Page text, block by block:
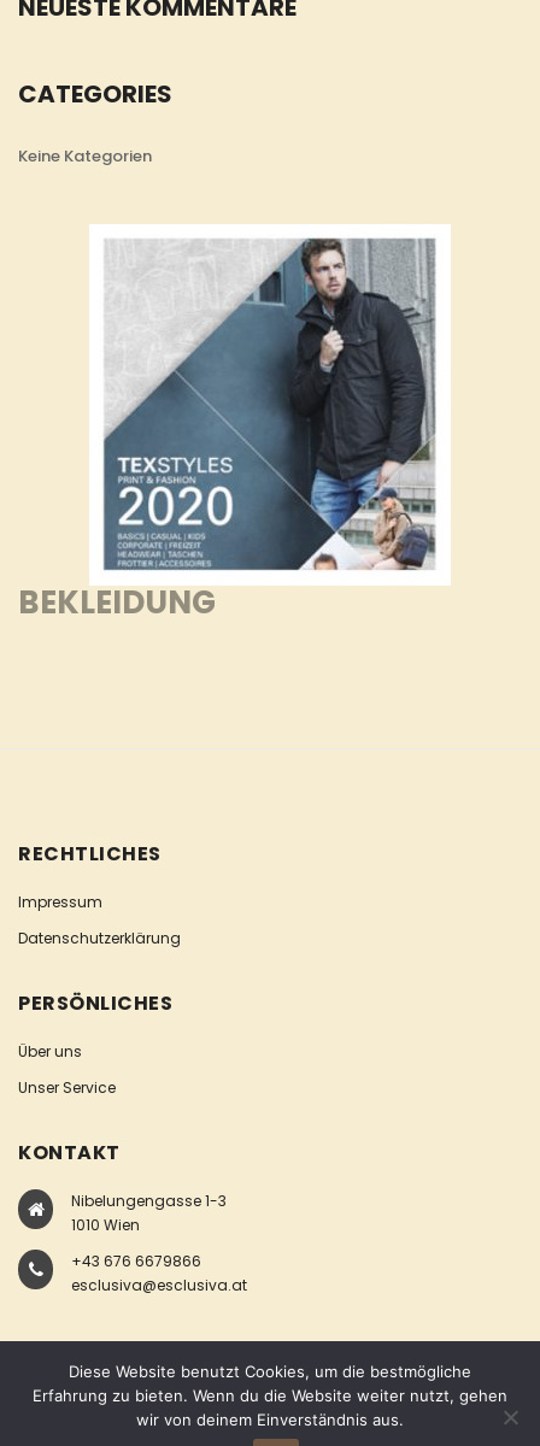
NEUESTE KOMMENTARE
CATEGORIES
Keine Kategorien
BEKLEIDUNG
RECHTLICHES
Impressum
Datenschutzerklärung
PERSÖNLICHES
Über uns
Unser Service
KONTAKT
Nibelungengasse 1-3
1010 Wien
+43 676 6679866
esclusiva@esclusiva.at
COPYRIGHT © ESCLUSIVA
Diese Website benutzt Cookies, um die bestmögliche
Erfahrung zu bieten. Wenn du die Website weiter nutzt, gehen
wir von deinem Einverständnis aus.